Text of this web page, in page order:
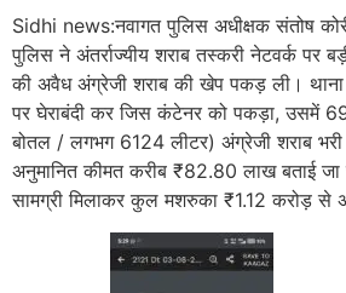
Sidhi news:नवागत पुलिस अधीक्षक संतोष
पुलिस ने अंतर्राज्यीय शराब तस्करी नेटवर्क पर
की अवैध अंग्रेजी शराब की खेप पकड़ ली।
पर घेराबंदी कर जिस कंटेनर को पकड़ा, उसमें
बोतल / लगभग 6124 लीटर) अंग्रेजी शराब
अनुमानित कीमत करीब ₹82.80 लाख बताई जा
सामग्री मिलाकर कुल मशरुका ₹1.12 करोड़ से